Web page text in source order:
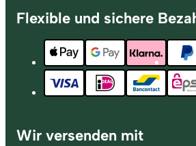
Flexible und sichere
Wir versenden mit